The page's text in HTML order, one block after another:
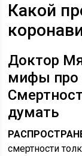
Какой
Доктор
мифы про
думать
смертности